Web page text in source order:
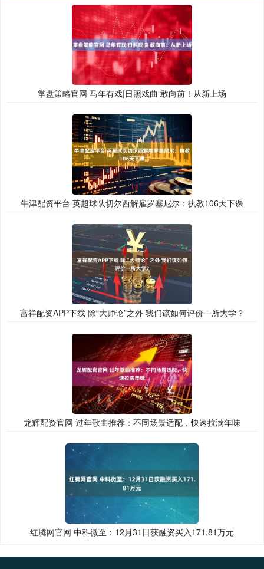
掌盘策略官网 马年有戏|日照戏曲 敢向前！从新上场
牛津配资平台 英超球队切尔西解雇罗塞尼尔：执教106天下课
富祥配资APP下载 除“大师论”之外 我们该如何评价一所大学？
龙辉配资官网 过年歌曲推荐：不同场景适配，快速拉满年味
红腾网官网 中科微至：12月31日获融资买入171.81万元